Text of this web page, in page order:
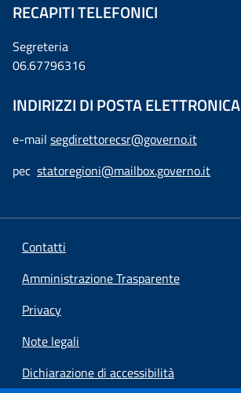
RECAPITI TELEFONICI
Segreteria
06.67796316
INDIRIZZI DI POSTA ELETTRONICA
e-mail segdirettorecsr@governo.it
pec statoregioni@mailbox.governo.it
Contatti
Amministrazione Trasparente
Privacy
Note legali
Dichiarazione di accessibilità